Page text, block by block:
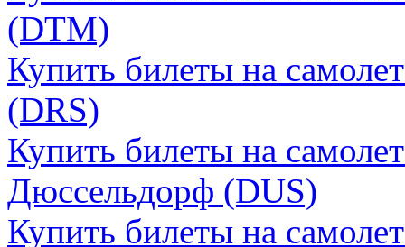
(DTM)
Купить билеты на
(DRS)
Купить билеты на
Дюссельдорф (DUS)
Купить билеты на